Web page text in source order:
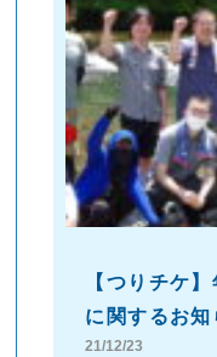
【つりチケ
に関するお知
21/12/23